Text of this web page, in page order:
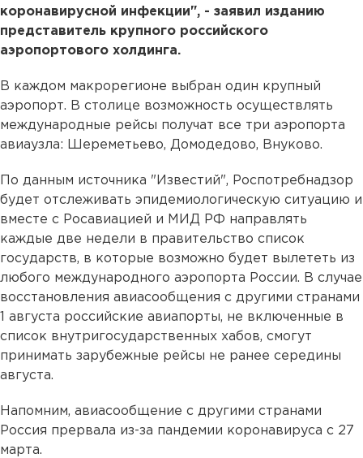
коронавирусной инфекции", - заявил изданию
представитель крупного российского
аэропортового холдинга.
В каждом макрорегионе выбран один крупный
аэропорт. В столице возможность осуществлять
международные рейсы получат все три аэропорта
авиаузла: Шереметьево, Домодедово, Внуково.
По данным источника "Известий", Роспотребнадзор
будет отслеживать эпидемиологическую ситуацию и
вместе с Росавиацией и МИД РФ направлять
каждые две недели в правительство список
государств, в которые возможно будет вылететь из
любого международного аэропорта России. В случае
восстановления авиасообщения с другими странами
1 августа российские авиапорты, не включенные в
список внутригосударственных хабов, смогут
принимать зарубежные рейсы не ранее середины
августа.
Напомним, авиасообщение с другими странами
Россия прервала из-за пандемии коронавируса с 27
марта.